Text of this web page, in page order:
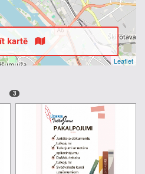
Leaflet
kartē
3